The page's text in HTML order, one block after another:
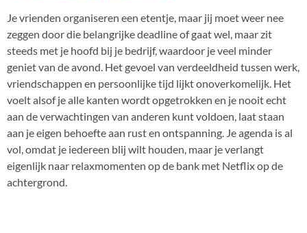
Je vrienden organiseren een etentje, maar jij moet weer nee
zeggen door die belangrijke deadline of gaat wel, maar zit
steeds met je hoofd bij je bedrijf, waardoor je veel minder
geniet van de avond. Het gevoel van verdeeldheid tussen werk,
vriendschappen en persoonlijke tijd lijkt onoverkomelijk. Het
voelt alsof je alle kanten wordt opgetrokken en je nooit echt
aan de verwachtingen van anderen kunt voldoen, laat staan
aan je eigen behoefte aan rust en ontspanning. Je agenda is al
vol, omdat je iedereen blij wilt houden, maar je verlangt
eigenlijk naar relaxmomenten op de bank met Netflix op de
achtergrond.